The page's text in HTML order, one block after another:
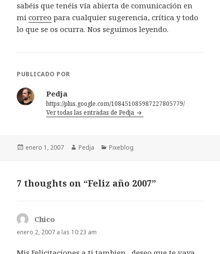
sabéis que tenéis vía abierta de comunicación en
micorreo para cualquier sugerencia, crítica y todo
lo que se os ocurra. Nos seguimos leyendo.
PUBLICADO POR
Pedja
https://plus.google.com/108451085987227805779/
Ver todas las entradas de Pedja
Publicado
enero 1, 2007 Autor
Pedja Categorías
Pixeblog
7 thoughts on “Feliz año 2007”
Chico
enero 2, 2007 a las 10:23 am